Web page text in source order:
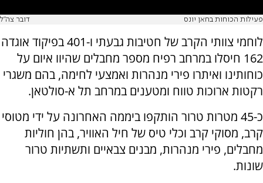
פעילות הכוחות בחאן יונס דובר צה"ל
לוחמי צוותי הקרב של חטיבות גבעתי ו-401 בפיקוד אוגדה
162 חיסלו במרחב רפיח מספר מחבלים שהיוו איום על
כוחותינו ואיתרו פירי מנהרות ואמצעי לחימה, בהם משגרי
רקטות ארוכות טווח ומטענים במרחב תל א-סולטאן.
כ-45 מטרות טרור הותקפו ביממה האחרונה על ידי מטוסי
קרב, מסוקי קרב וכלי טיס של חיל האוויר, בהן חוליות
מחבלים, פירי מנהרות, מבנים צבאיים ותשתיות טרור
שונות.